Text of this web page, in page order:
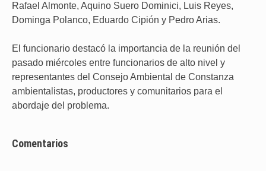
Rafael Almonte, Aquino Suero Dominici, Luis Reyes,
Dominga Polanco, Eduardo Cipión y Pedro Arias.
El funcionario destacó la importancia de la reunión del
pasado miércoles entre funcionarios de alto nivel y
representantes del Consejo Ambiental de Constanza
ambientalistas, productores y comunitarios para el
abordaje del problema.
Comentarios